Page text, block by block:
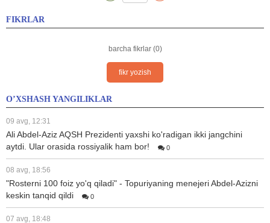
FIKRLAR
barcha fikrlar (0)
fikr yozish
O’XSHASH YANGILIKLAR
09 avg, 12:31
Ali Abdel-Aziz AQSH Prezidenti yaxshi ko'radigan ikki jangchini
aytdi. Ular orasida rossiyalik ham bor!
0
08 avg, 18:56
"Rosterni 100 foiz yo'q qiladi" - Topuriyaning menejeri Abdel-Azizni
keskin tanqid qildi
0
07 avg, 18:48